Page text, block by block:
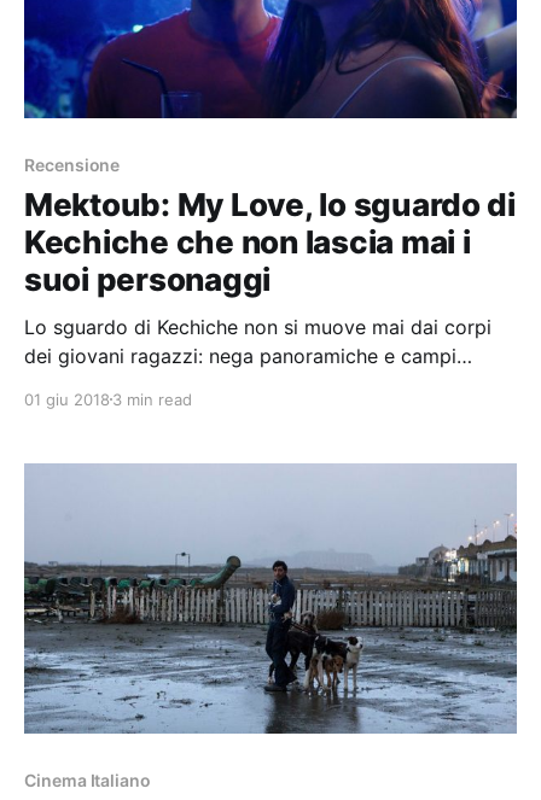
Recensione
Mektoub: My Love, lo sguardo di
Kechiche che non lascia mai i
suoi personaggi
Lo sguardo di Kechiche non si muove mai dai corpi
dei giovani ragazzi: nega panoramiche e campi
americani, riuscendo ad inquadrare per 3 lunghe ore
01 giu 2018 3 min read
Cinema Italiano